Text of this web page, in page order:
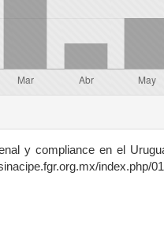
y compliance en el
index.php/